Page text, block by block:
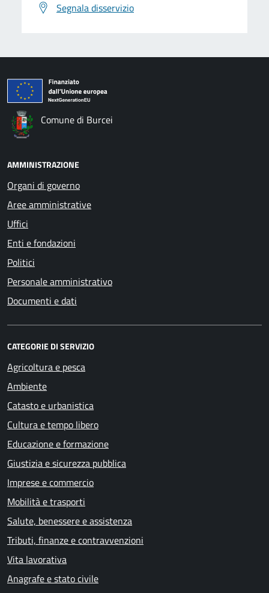
Segnala disservizio
Comune di Burcei
AMMINISTRAZIONE
Organi di governo
Aree amministrative
Uffici
Enti e fondazioni
Politici
Personale amministrativo
Documenti e dati
CATEGORIE DI SERVIZIO
Agricoltura e pesca
Ambiente
Catasto e urbanistica
Cultura e tempo libero
Educazione e formazione
Giustizia e sicurezza pubblica
Imprese e commercio
Mobilità e trasporti
Salute, benessere e assistenza
Tributi, finanze e contravvenzioni
Vita lavorativa
Anagrafe e stato civile